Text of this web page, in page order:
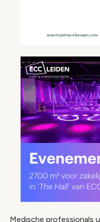
Medische professionals